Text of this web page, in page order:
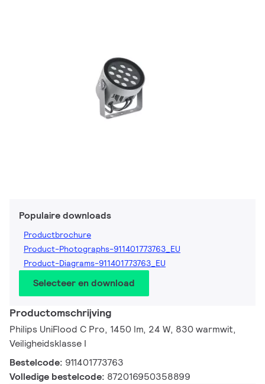
Populaire downloads
Productbrochure
Product-Photographs-911401773763_EU
Product-Diagrams-911401773763_EU
Selecteer en download
Productomschrijving
Philips UniFlood C Pro, 1450 lm, 24 W, 830 warmwit,
Veiligheidsklasse I
Bestelcode: 911401773763
Volledige bestelcode: 872016950358899